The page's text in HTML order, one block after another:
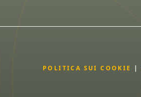
POLITICA SUI COOKIE |